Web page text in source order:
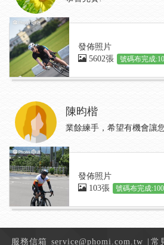
發佈照片
5602張
號碼布完成
陳昀楷
業餘練手，希望有機會讓
發佈照片
103張
號碼布完成
服務信箱 service@phomi.com.tw 常